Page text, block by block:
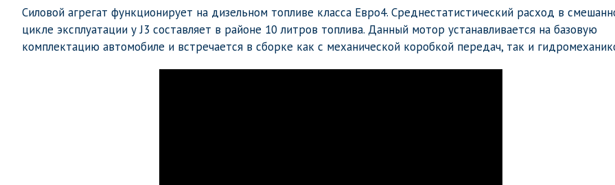
Силовой агрегат функционирует на дизельном топливе класса Евро4. Среднестатистический расход в
цикле эксплуатации у J3 составляет в районе 10 литров топлива. Данный мотор устанавливается на базовую
комплектацию автомобиле и встречается в сборке как с механической коробкой передач, так и